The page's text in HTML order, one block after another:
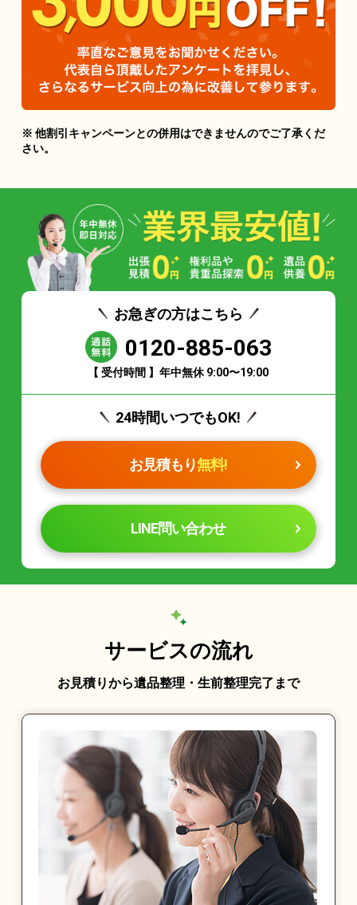
※ 他割引キャンペーンとの併用はできませんのでご了承くだ
さい。
お急ぎの方はこちら
0120-885-063
【 受付時間 】年中無休 9:00〜19:00
24時間いつでもOK!
お見積もり無料!
LINE問い合わせ
サービスの流れ
お見積りから遺品整理・生前整理完了まで